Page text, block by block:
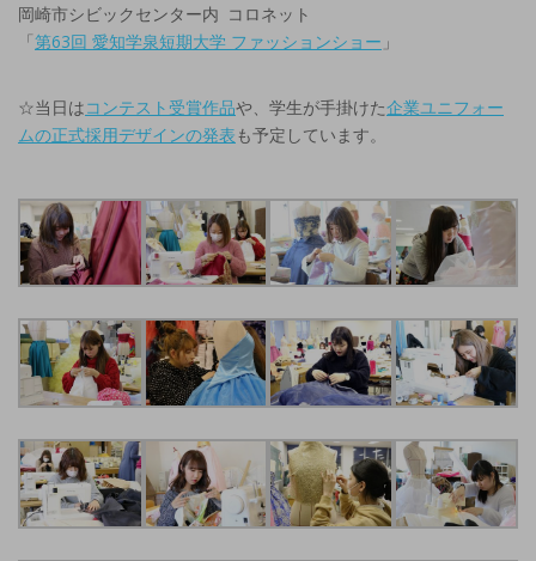
岡崎市シビックセンター内 コロネット
「第63回 愛知学泉短期大学 ファッションショー 」
☆当日はコンテスト受賞作品や、学生が手掛けた企業ユニフォー
ムの正式採用デザインの発表も予定しています。